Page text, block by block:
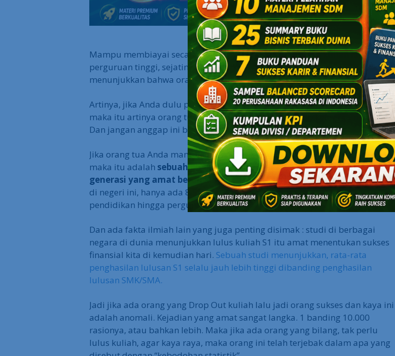
Mampu membiayai secara mandiri anak-anak untuk bisa kuliah hingga
perguruan tinggi, sejatinya merupakan salah satu indikator untuk
menunjukkan bahwa orang tua kita itu lumayan berkecukupan.
Artinya, jika Anda dulu pernah bisa kuliah S1 dengan biaya orang tua Anda,
maka itu artinya orang tua Anda masuk dalam kategori keluarga mampu.
Dan jangan anggap ini biasa-biasa saja.
Jika orang tua Anda mampu membiaya kuliah S1 Anda hingga selesai,
maka itu adalah sebuah privilige yang amat berharga. Anda termasuk
generasi yang amat beruntung jika memang pernah lulus kuliah. Sebab
di negeri ini, hanya ada 8,5% orang yang beruntung pernah menikmati
pendidikan hingga perguruan tinggi.
Dan ada fakta ilmiah lain yang juga penting disimak : studi di berbagai
negara di dunia menunjukkan lulus kuliah S1 itu amat menentukan sukses
finansial kita di kemudian hari. Sebuah studi menunjukkan, rata-rata
penghasilan lulusan S1 selalu jauh lebih tinggi dibanding penghasilan
lulusan SMK/SMA.
Jadi jika ada orang yang Drop Out kuliah lalu jadi orang sukses dan kaya ini
adalah anomali. Kejadian yang amat sangat langka. 1 banding 10.000
rasionya, atau bahkan lebih. Maka jika ada orang yang bilang, tak perlu
lulus kuliah, agar kaya raya, maka orang ini telah terjebak dalam apa yang